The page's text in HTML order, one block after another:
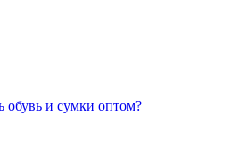
обувь и сумки оптом?